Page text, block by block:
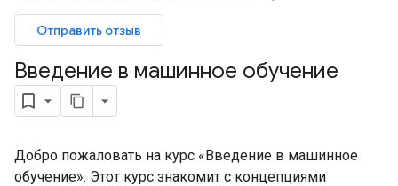
Отправить отзыв
Введение в машинное обучение
Добро пожаловать на курс «Введение в машинное
обучение». Этот курс знакомит с концепциями